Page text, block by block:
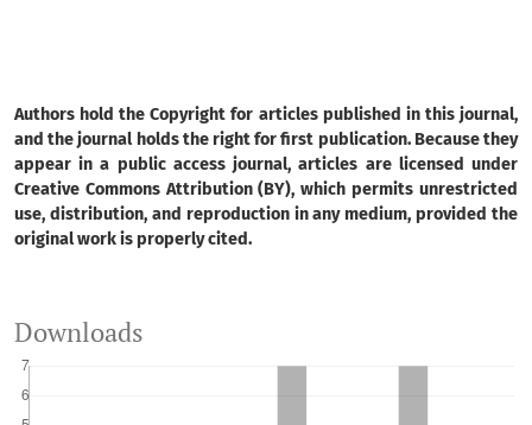
Authors hold the Copyright for articles published in this journal,
and the journal holds the right for first publication. Because they
appear in a public access journal, articles are licensed under
Creative Commons Attribution (BY), which permits unrestricted
use, distribution, and reproduction in any medium, provided the
original work is properly cited.
Downloads